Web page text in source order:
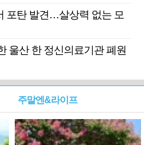
포탄 발견…살상력 없는 모
울산 한 정신의료기관 폐원
주말엔&라이프